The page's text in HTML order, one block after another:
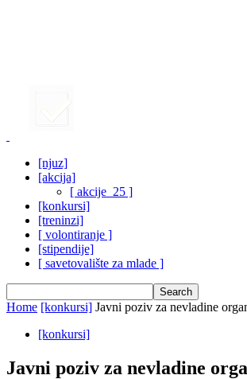
[njuz]
[akcija]
[ akcije_25 ]
[konkursi]
[treninzi]
[ volontiranje ]
[stipendije]
[ savetovalište za mlade ]
Home [konkursi] Javni poziv za nevladine
[konkursi]
Javni poziv za nevladine